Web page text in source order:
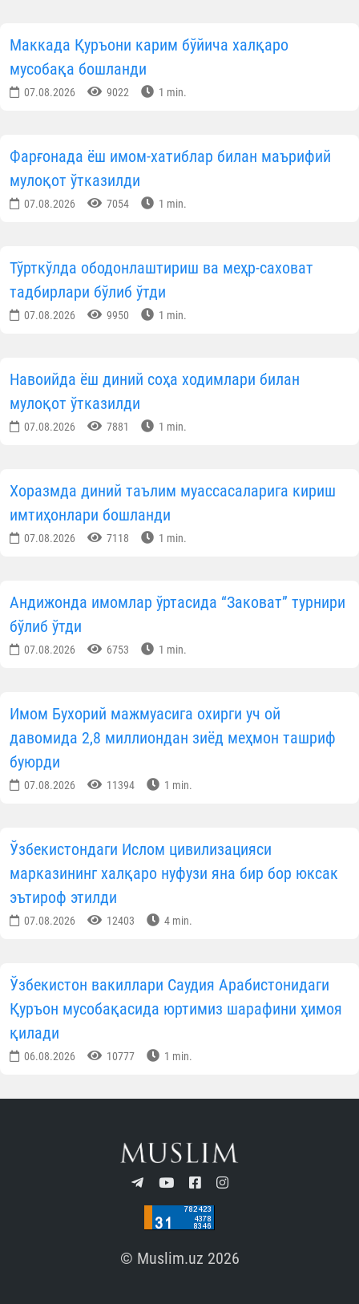
Маккада Қуръони карим бўйича халқаро
мусобақа бошланди
07.08.2026 9022 1 min.
Фарғонада ёш имом-хатиблар билан маърифий
мулоқот ўтказилди
07.08.2026 7054 1 min.
Тўрткўлда ободонлаштириш ва меҳр-саховат
тадбирлари бўлиб ўтди
07.08.2026 9950 1 min.
Навоийда ёш диний соҳа ходимлари билан
мулоқот ўтказилди
07.08.2026 7881 1 min.
Хоразмда диний таълим муассасаларига кириш
имтиҳонлари бошланди
07.08.2026 7118 1 min.
Андижонда имомлар ўртасида “Заковат” турнири
бўлиб ўтди
07.08.2026 6753 1 min.
Имом Бухорий мажмуасига охирги уч ой
давомида 2,8 миллиондан зиёд меҳмон ташриф
буюрди
07.08.2026 11394 1 min.
Ўзбекистондаги Ислом цивилизацияси
марказининг халқаро нуфузи яна бир бор юксак
эътироф этилди
07.08.2026 12403 4 min.
Ўзбекистон вакиллари Саудия Арабистонидаги
Қуръон мусобақасида юртимиз шарафини ҳимоя
қилади
06.08.2026 10777 1 min.
© Muslim.uz 2026